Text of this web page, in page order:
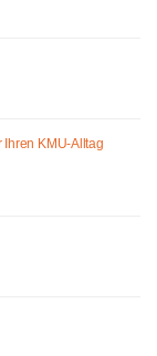
Ihren KMU-Alltag